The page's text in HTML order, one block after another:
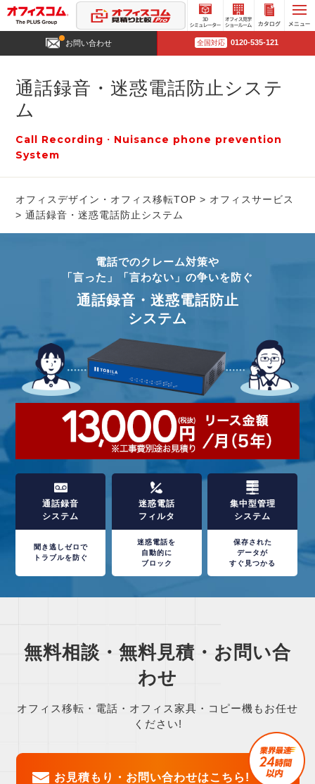
3D
シミュ
オフィ
ス見学
お問い合わせ 全国対応 0120-535-121
通話録音・迷惑電話防止システ
ム
Call Recording・Nuisance phone prevention
System
オフィスデザイン・オフィス移転TOP
オフィスサービス
通話録音・迷惑電話防止システム
電話でのクレーム対策や
「言った」「言わない」の争いを防ぐ
通話録音・迷惑電話防止
システム
通話録音
システム
聞き逃しゼロで
トラブルを防ぐ
迷惑電話
フィルタ
迷惑電話を
自動的に
ブロック
集中型管理
システム
保存された
データが
すぐ見つかる
無料相談・無料見積・お問い合
わせ
オフィス移転・電話・オフィス家具・コピー機もお任せ
ください!
お見積もり・お問い合わせはこちら!